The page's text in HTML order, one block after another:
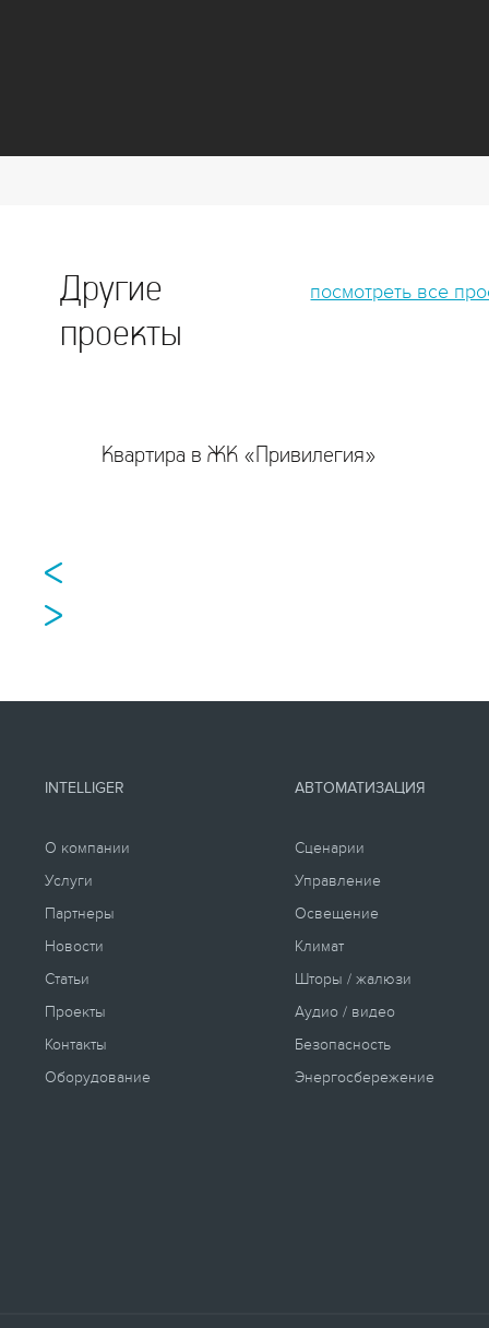
Другие
проекты
посмотреть все
Квартира в ЖК «Привилегия»
INTELLIGER
О компании
Услуги
Партнеры
Новости
Статьи
Проекты
Контакты
Оборудование
АВТОМАТИЗАЦИЯ
Сценарии
Управление
Освещение
Климат
Шторы / жалюзи
Аудио / видео
Безопасность
Энергосбережение